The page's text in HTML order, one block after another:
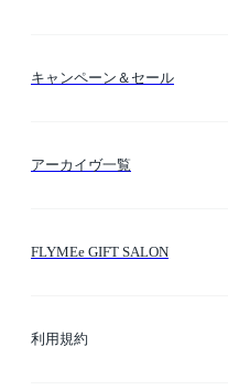
キャンペーン＆セール
アーカイヴ一覧
FLYMEe GIFT SALON
利用規約